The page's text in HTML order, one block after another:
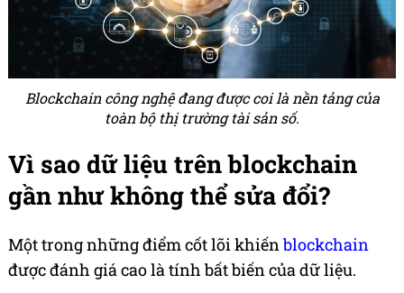
Blockchain công nghệ đang được coi là nền tảng của
toàn bộ thị trường tài sản số.
Vì sao dữ liệu trên blockchain
gần như không thể sửa đổi?
Một trong những điểm cốt lõi khiếnblockchain
được đánh giá cao là tính bất biến của dữ liệu.